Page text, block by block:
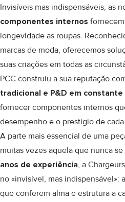
Invisíveis mas indispensáveis, as
componentes internos
longevidade as roupas.
marcas de moda, oferecemos
suas criações em todas as
PCC construiu a sua reputação
tradicional e P&D em
fornecer componentes internos
desempenho e o prestígio de
A parte mais essencial de uma
muitas vezes aquela que nunca se
anos de experiência, a
no «invisível, mas indispensável»:
que conferem alma e estrutura a